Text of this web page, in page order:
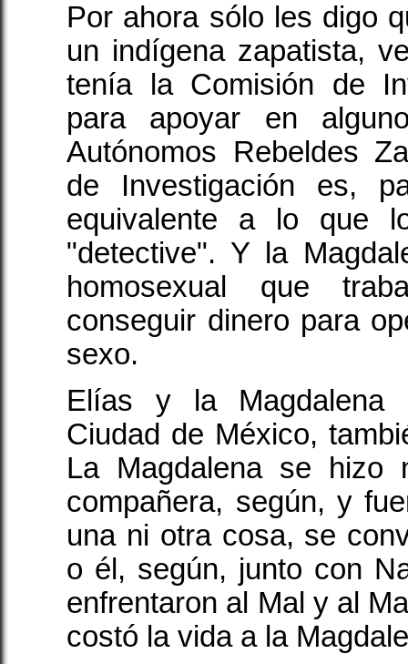
Por ahora sólo les digo
un indígena zapatista,
tenía la Comisión de
para apoyar en
Autónomos Rebeldes
de Investigación es,
equivalente a lo que
"detective". Y la
homosexual que
conseguir dinero para
sexo.
Elías y la Magdalena
Ciudad de México,
La Magdalena se hizo
compañera, según, y
una ni otra cosa, se
o él, según, junto con
enfrentaron al Mal y al
costó la vida a la